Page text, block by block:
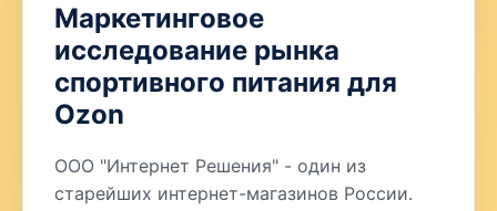
Маркетинговое
исследование рынка
спортивного питания для
Ozon
ООО "Интернет Решения" - один из
старейших интернет-магазинов России.